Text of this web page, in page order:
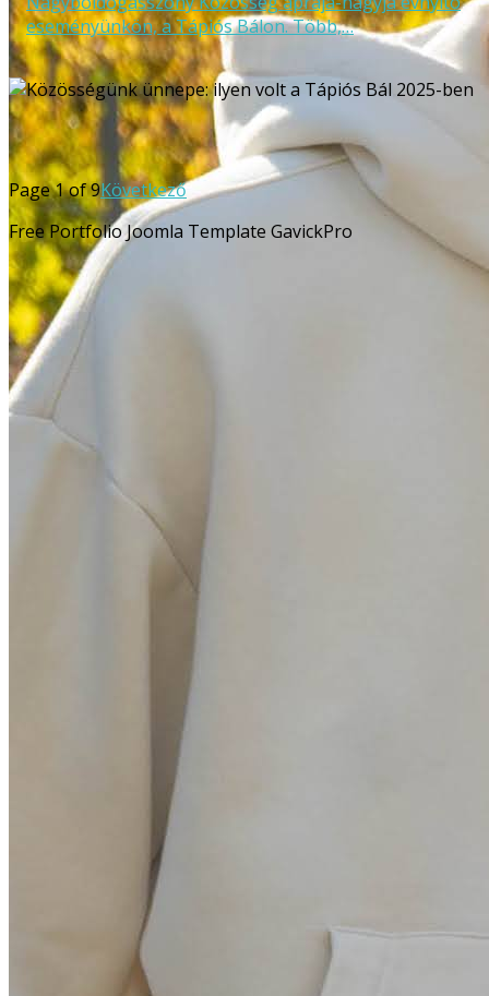
eseményünkön, a Tápiós Bálon. Több,…
Page 1 of 9Következő
Free Portfolio Joomla Template GavickPro